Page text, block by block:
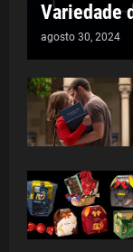
Variedade
agosto 30, 2024